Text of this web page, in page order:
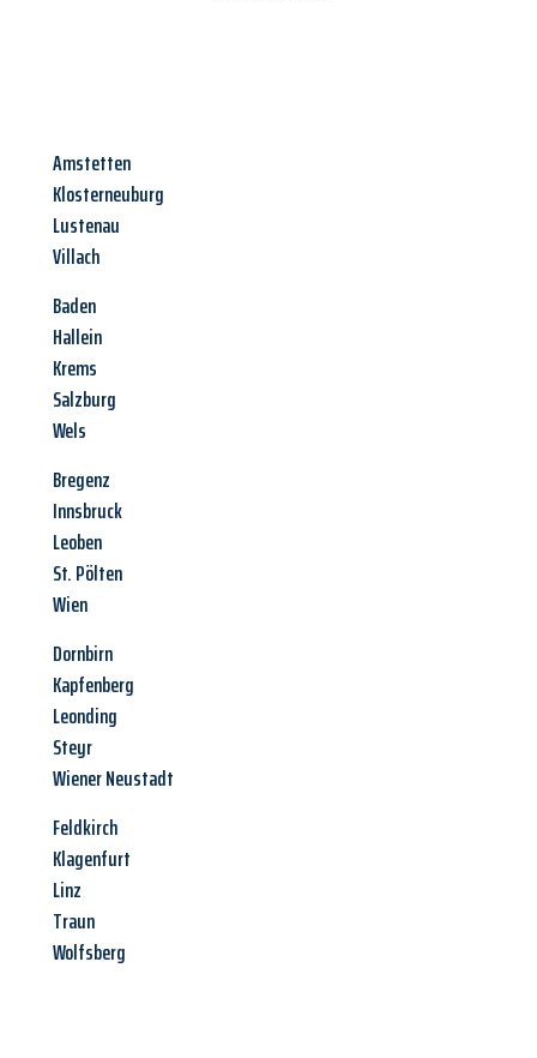
Amstetten
Klosterneuburg
Lustenau
Villach
Baden
Hallein
Krems
Salzburg
Wels
Bregenz
Innsbruck
Leoben
St. Pölten
Wien
Dornbirn
Kapfenberg
Leonding
Steyr
Wiener Neustadt
Feldkirch
Klagenfurt
Linz
Traun
Wolfsberg